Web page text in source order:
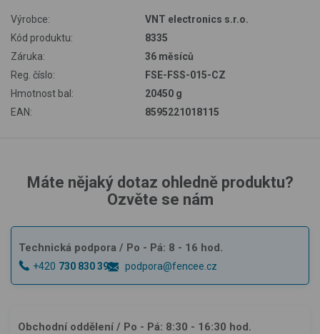
Výrobce:
VNT electronics s.r.o.
Kód produktu:
8335
Záruka:
36 měsíců
Reg. číslo:
FSE-FSS-015-CZ
Hmotnost bal:
20450 g
EAN:
8595221018115
Máte nějaký dotaz ohledně produktu?
Ozvěte se nám
Technická podpora / Po - Pá: 8 - 16 hod.
+420 730 830 393 podpora@fencee.cz
Obchodní oddělení / Po - Pá: 8:30 - 16:30 hod.